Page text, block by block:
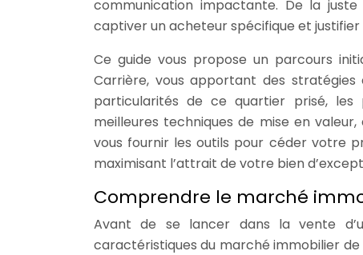
communication impactante. De la
captiver un acheteur spécifique et
Ce guide vous propose un parcours
Carrière, vous apportant des
particularités de ce quartier prisé, les
meilleures techniques de mise en
vous fournir les outils pour céder votre
maximisant l’attrait de votre bien
Comprendre le marché
Avant de se lancer dans la vente
caractéristiques du marché immobilier